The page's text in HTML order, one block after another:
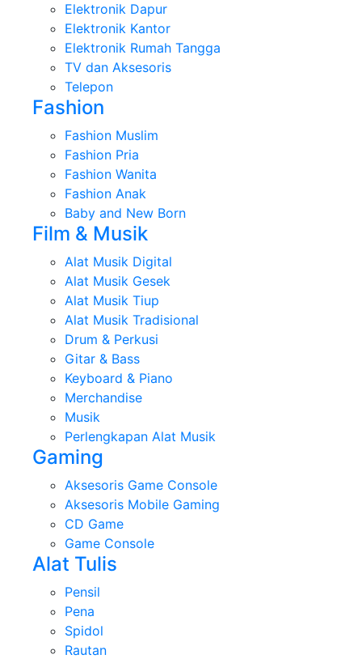
Elektronik Dapur
Elektronik Kantor
Elektronik Rumah Tangga
TV dan Aksesoris
Telepon
Fashion
Fashion Muslim
Fashion Pria
Fashion Wanita
Fashion Anak
Baby and New Born
Film & Musik
Alat Musik Digital
Alat Musik Gesek
Alat Musik Tiup
Alat Musik Tradisional
Drum & Perkusi
Gitar & Bass
Keyboard & Piano
Merchandise
Musik
Perlengkapan Alat Musik
Gaming
Aksesoris Game Console
Aksesoris Mobile Gaming
CD Game
Game Console
Alat Tulis
Pensil
Pena
Spidol
Rautan